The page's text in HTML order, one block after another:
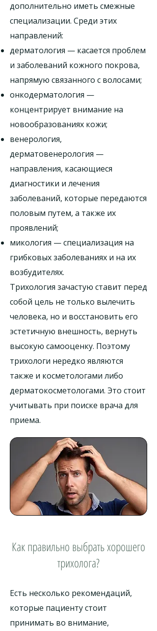
дополнительно иметь смежные
специализации. Среди этих
направлений:
дерматология — касается проблем
и заболеваний кожного покрова,
напрямую связанного с волосами;
онкодерматология —
концентрирует внимание на
новообразованиях кожи;
венерология,
дерматовенерология —
направления, касающиеся
диагностики и лечения
заболеваний, которые передаются
половым путем, а также их
проявлений;
микология — специализация на
грибковых заболеваниях и на их
возбудителях.
Трихология зачастую ставит перед
собой цель не только вылечить
человека, но и восстановить его
эстетичную внешность, вернуть
высокую самооценку. Поэтому
трихологи нередко являются
также и косметологами либо
дерматокосметологами. Это стоит
учитывать при поиске врача для
приема.
Как правильно выбрать хорошего
трихолога?
Есть несколько рекомендаций,
которые пациенту стоит
принимать во внимание,